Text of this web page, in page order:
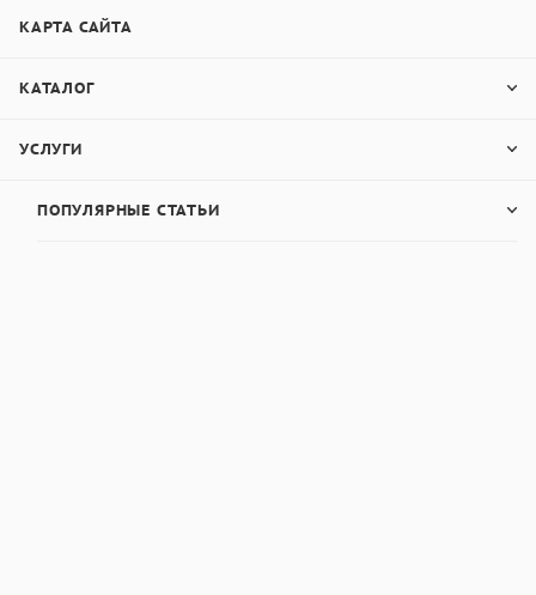
КАРТА САЙТА
КАТАЛОГ
УСЛУГИ
ПОПУЛЯРНЫЕ СТАТЬИ